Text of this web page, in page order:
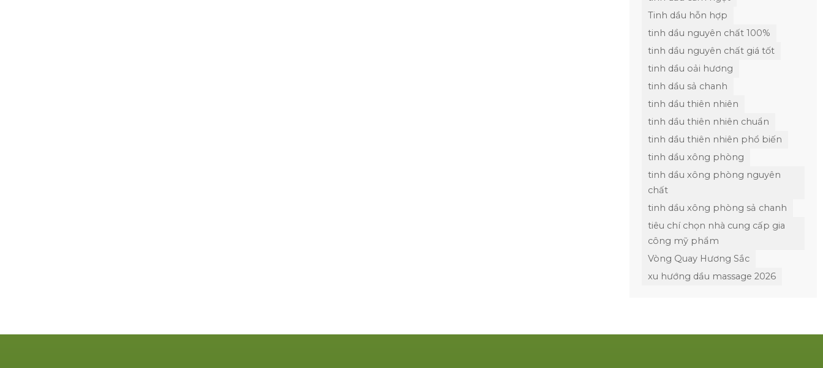
Tinh dầu hỗn hợp
tinh dầu nguyên chất 100%
tinh dầu nguyên chất giá tốt
tinh dầu oải hương
tinh dầu sả chanh
tinh dầu thiên nhiên
tinh dầu thiên nhiên chuẩn
tinh dầu thiên nhiên phổ biến
tinh dầu xông phòng
tinh dầu xông phòng nguyên
chất
tinh dầu xông phòng sả chanh
tiêu chí chọn nhà cung cấp gia
công mỹ phẩm
Vòng Quay Hương Sắc
xu hướng dầu massage 2026